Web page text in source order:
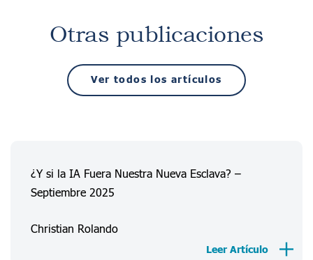
Otras publicaciones
Ver todos los artículos
¿Y si la IA Fuera Nuestra Nueva Esclava? –
Septiembre 2025
Christian Rolando
Leer Artículo